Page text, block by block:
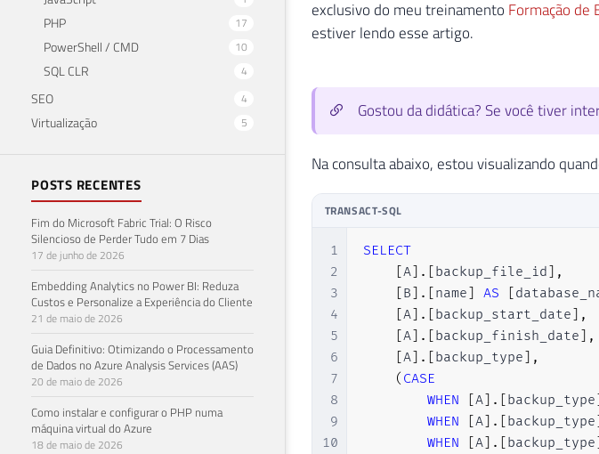
PHP 17
PowerShell / CMD 10
SQL CLR 4
SEO 4
Virtualização 5
POSTS RECENTES
Fim do Microsoft Fabric Trial: O Risco
Silencioso de Perder Tudo em 7 Dias
17 de junho de 2026
Embedding Analytics no Power BI: Reduza
Custos e Personalize a Experiência do Cliente
21 de maio de 2026
Guia Definitivo: Otimizando o Processamento
de Dados no Azure Analysis Services (AAS)
20 de maio de 2026
Como instalar e configurar o PHP numa
máquina virtual do Azure
18 de maio de 2026
exclusivo do meu treinamento Formação de
estiver lendo esse artigo.
Gostou da didática? Se você tiver
Na consulta abaixo, estou visualizando
TRANSACT-SQL
1
2
3
4
5
6
7
8
9
10
SELECT
A] . backup_file_id
,
B . name AS
A] . backup_start_date
,
A] . backup_finish_date
,
A] . backup_type
,
( CASE
WHEN
A] . backup_type
WHEN
A] . backup_type
WHEN
A] . backup_type